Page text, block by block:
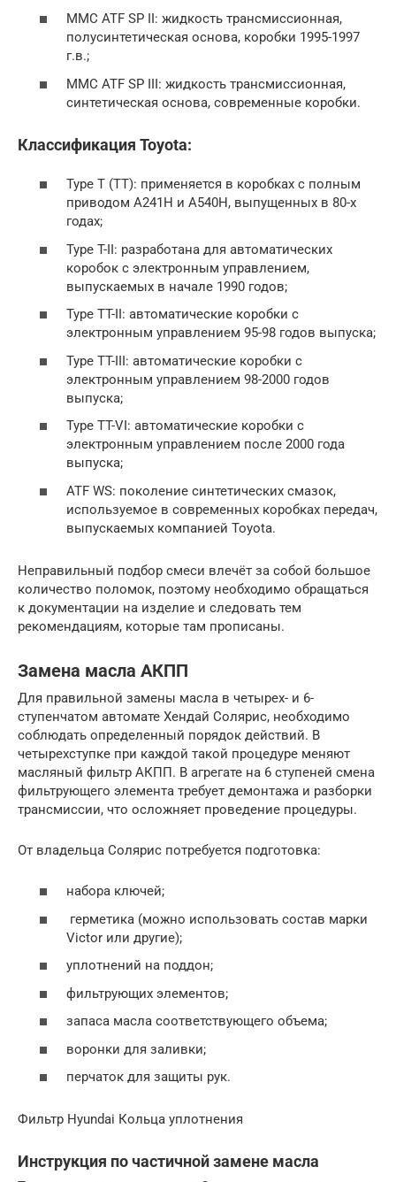
MMC ATF SP II: жидкость трансмиссионная,
полусинтетическая основа, коробки 1995-1997
г.в.;
MMC ATF SP III: жидкость трансмиссионная,
синтетическая основа, современные коробки.
Классификация Toyota:
Type T (TT): применяется в коробках с полным
приводом А241Н и А540Н, выпущенных в 80-х
годах;
Type T-II: разработана для автоматических
коробок с электронным управлением,
выпускаемых в начале 1990 годов;
Type TT-II: автоматические коробки с
электронным управлением 95-98 годов выпуска;
Type TT-III: автоматические коробки с
электронным управлением 98-2000 годов
выпуска;
Type TT-VI: автоматические коробки с
электронным управлением после 2000 года
выпуска;
ATF WS: поколение синтетических смазок,
используемое в современных коробках передач,
выпускаемых компанией Toyota.
Неправильный подбор смеси влечёт за собой большое
количество поломок, поэтому необходимо обращаться
к документации на изделие и следовать тем
рекомендациям, которые там прописаны.
Замена масла АКПП
Для правильной замены масла в четырех- и 6-
ступенчатом автомате Хендай Солярис, необходимо
соблюдать определенный порядок действий. В
четырехступке при каждой такой процедуре меняют
масляный фильтр АКПП. В агрегате на 6 ступеней смена
фильтрующего элемента требует демонтажа и разборки
трансмиссии, что осложняет проведение процедуры.
От владельца Солярис потребуется подготовка:
набора ключей;
герметика (можно использовать состав марки
Victor или другие);
уплотнений на поддон;
фильтрующих элементов;
запаса масла соответствующего объема;
воронки для заливки;
перчаток для защиты рук.
Фильтр Hyundai Кольца уплотнения
Инструкция по частичной замене масла